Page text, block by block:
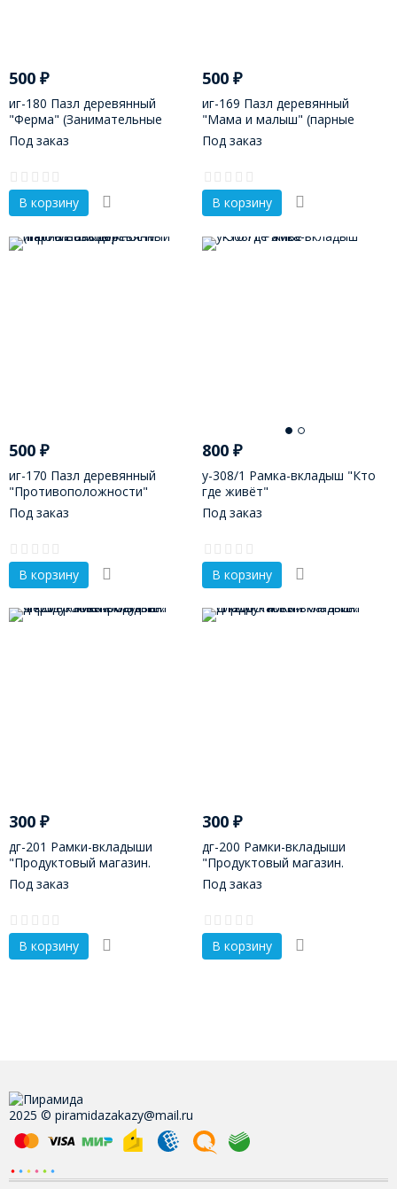
500 ₽
иг-180 Пазл деревянный
"Ферма" (Занимательные
треугольники)
Под заказ
В корзину
500₽
иг-169 Пазл деревянный
"Мама и малыш" (парные
пазлы)
Под заказ
В корзину
500 ₽
иг-170 Пазл деревянный
"Противоположности"
(парные пазлы)
Под заказ
В корзину
800₽
у-308/1 Рамка-вкладыш "Кто
где живёт"
Под заказ
В корзину
300 ₽
дг-201 Рамки-вкладыши
"Продуктовый магазин.
Фермерские продукты"
Под заказ
В корзину
300₽
дг-200 Рамки-вкладыши
"Продуктовый магазин.
Сладости"
Под заказ
В корзину
2025 © piramidazakazy@mail.ru